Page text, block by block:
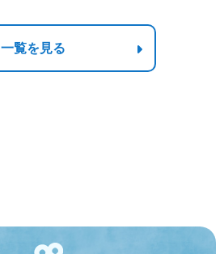
一覧を見る